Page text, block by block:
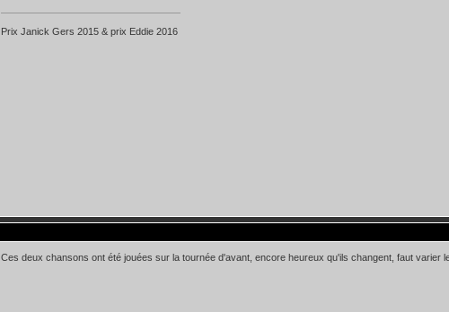
Prix Janick Gers 2015 & prix Eddie 2016
Ces deux chansons ont été jouées sur la tournée d'avant, encore heureux qu'ils changent, faut varier